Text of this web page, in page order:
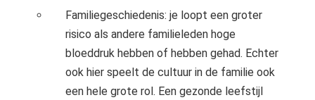
Familiegeschiedenis: je loopt een groter
risico als andere familieleden hoge
bloeddruk hebben of hebben gehad. Echter
ook hier speelt de cultuur in de familie ook
een hele grote rol. Een gezonde leefstijl